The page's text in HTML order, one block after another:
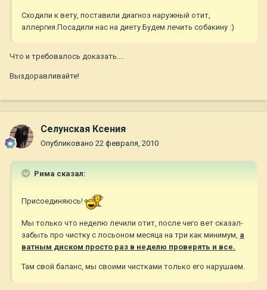
Сходили к вету, поставили диагноз наружный отит,
аллергия.Посадили нас на диету.Будем лечить собакину :)
Что и требовалось доказать....
Выздоравливайте!
Селунская Ксения
Опубликовано 22 февраля, 2010
Рима сказал:
Присоединяюсь!
Мы только что неделю лечили отит, после чего вет сказал-
забыть про чистку с лосьоном месяца на три как минимум, а
ватным диском просто раз в неделю проверять и все.
Там свой баланс, мы своими чистками только его нарушаем.